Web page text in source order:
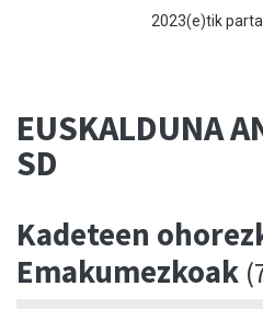
2023(e)tik
EUSKALDUNA
SD
Kadeteen
Emakumezkoak